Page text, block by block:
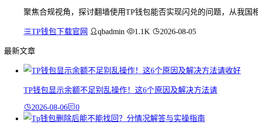
聚焦合规视角，探讨翻墙使用TP钱包能否实现闪兑的问题，从我
TP钱包下载官网 qbadmin 1.1K 2026-08-05
最新文章
TP钱包显示余额不足别乱操作！这6个原因及解决方法请
2026-08-06 0